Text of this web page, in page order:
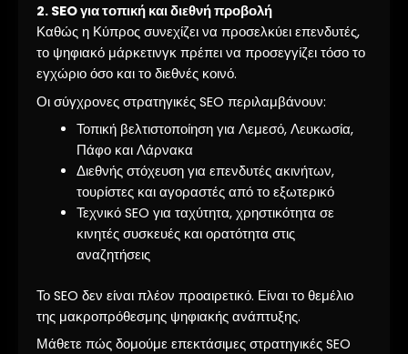
2. SEO για τοπική και διεθνή προβολή
Καθώς η Κύπρος συνεχίζει να προσελκύει επενδυτές,
το ψηφιακό μάρκετινγκ πρέπει να προσεγγίζει τόσο το
εγχώριο όσο και το διεθνές κοινό.
Οι σύγχρονες στρατηγικές SEO περιλαμβάνουν:
Τοπική βελτιστοποίηση για Λεμεσό, Λευκωσία,
Πάφο και Λάρνακα
Διεθνής στόχευση για επενδυτές ακινήτων,
τουρίστες και αγοραστές από το εξωτερικό
Τεχνικό SEO για ταχύτητα, χρηστικότητα σε
κινητές συσκευές και ορατότητα στις
αναζητήσεις
Το SEO δεν είναι πλέον προαιρετικό. Είναι το θεμέλιο
της μακροπρόθεσμης ψηφιακής ανάπτυξης.
Μάθετε πώς δομούμε επεκτάσιμες στρατηγικές SEO